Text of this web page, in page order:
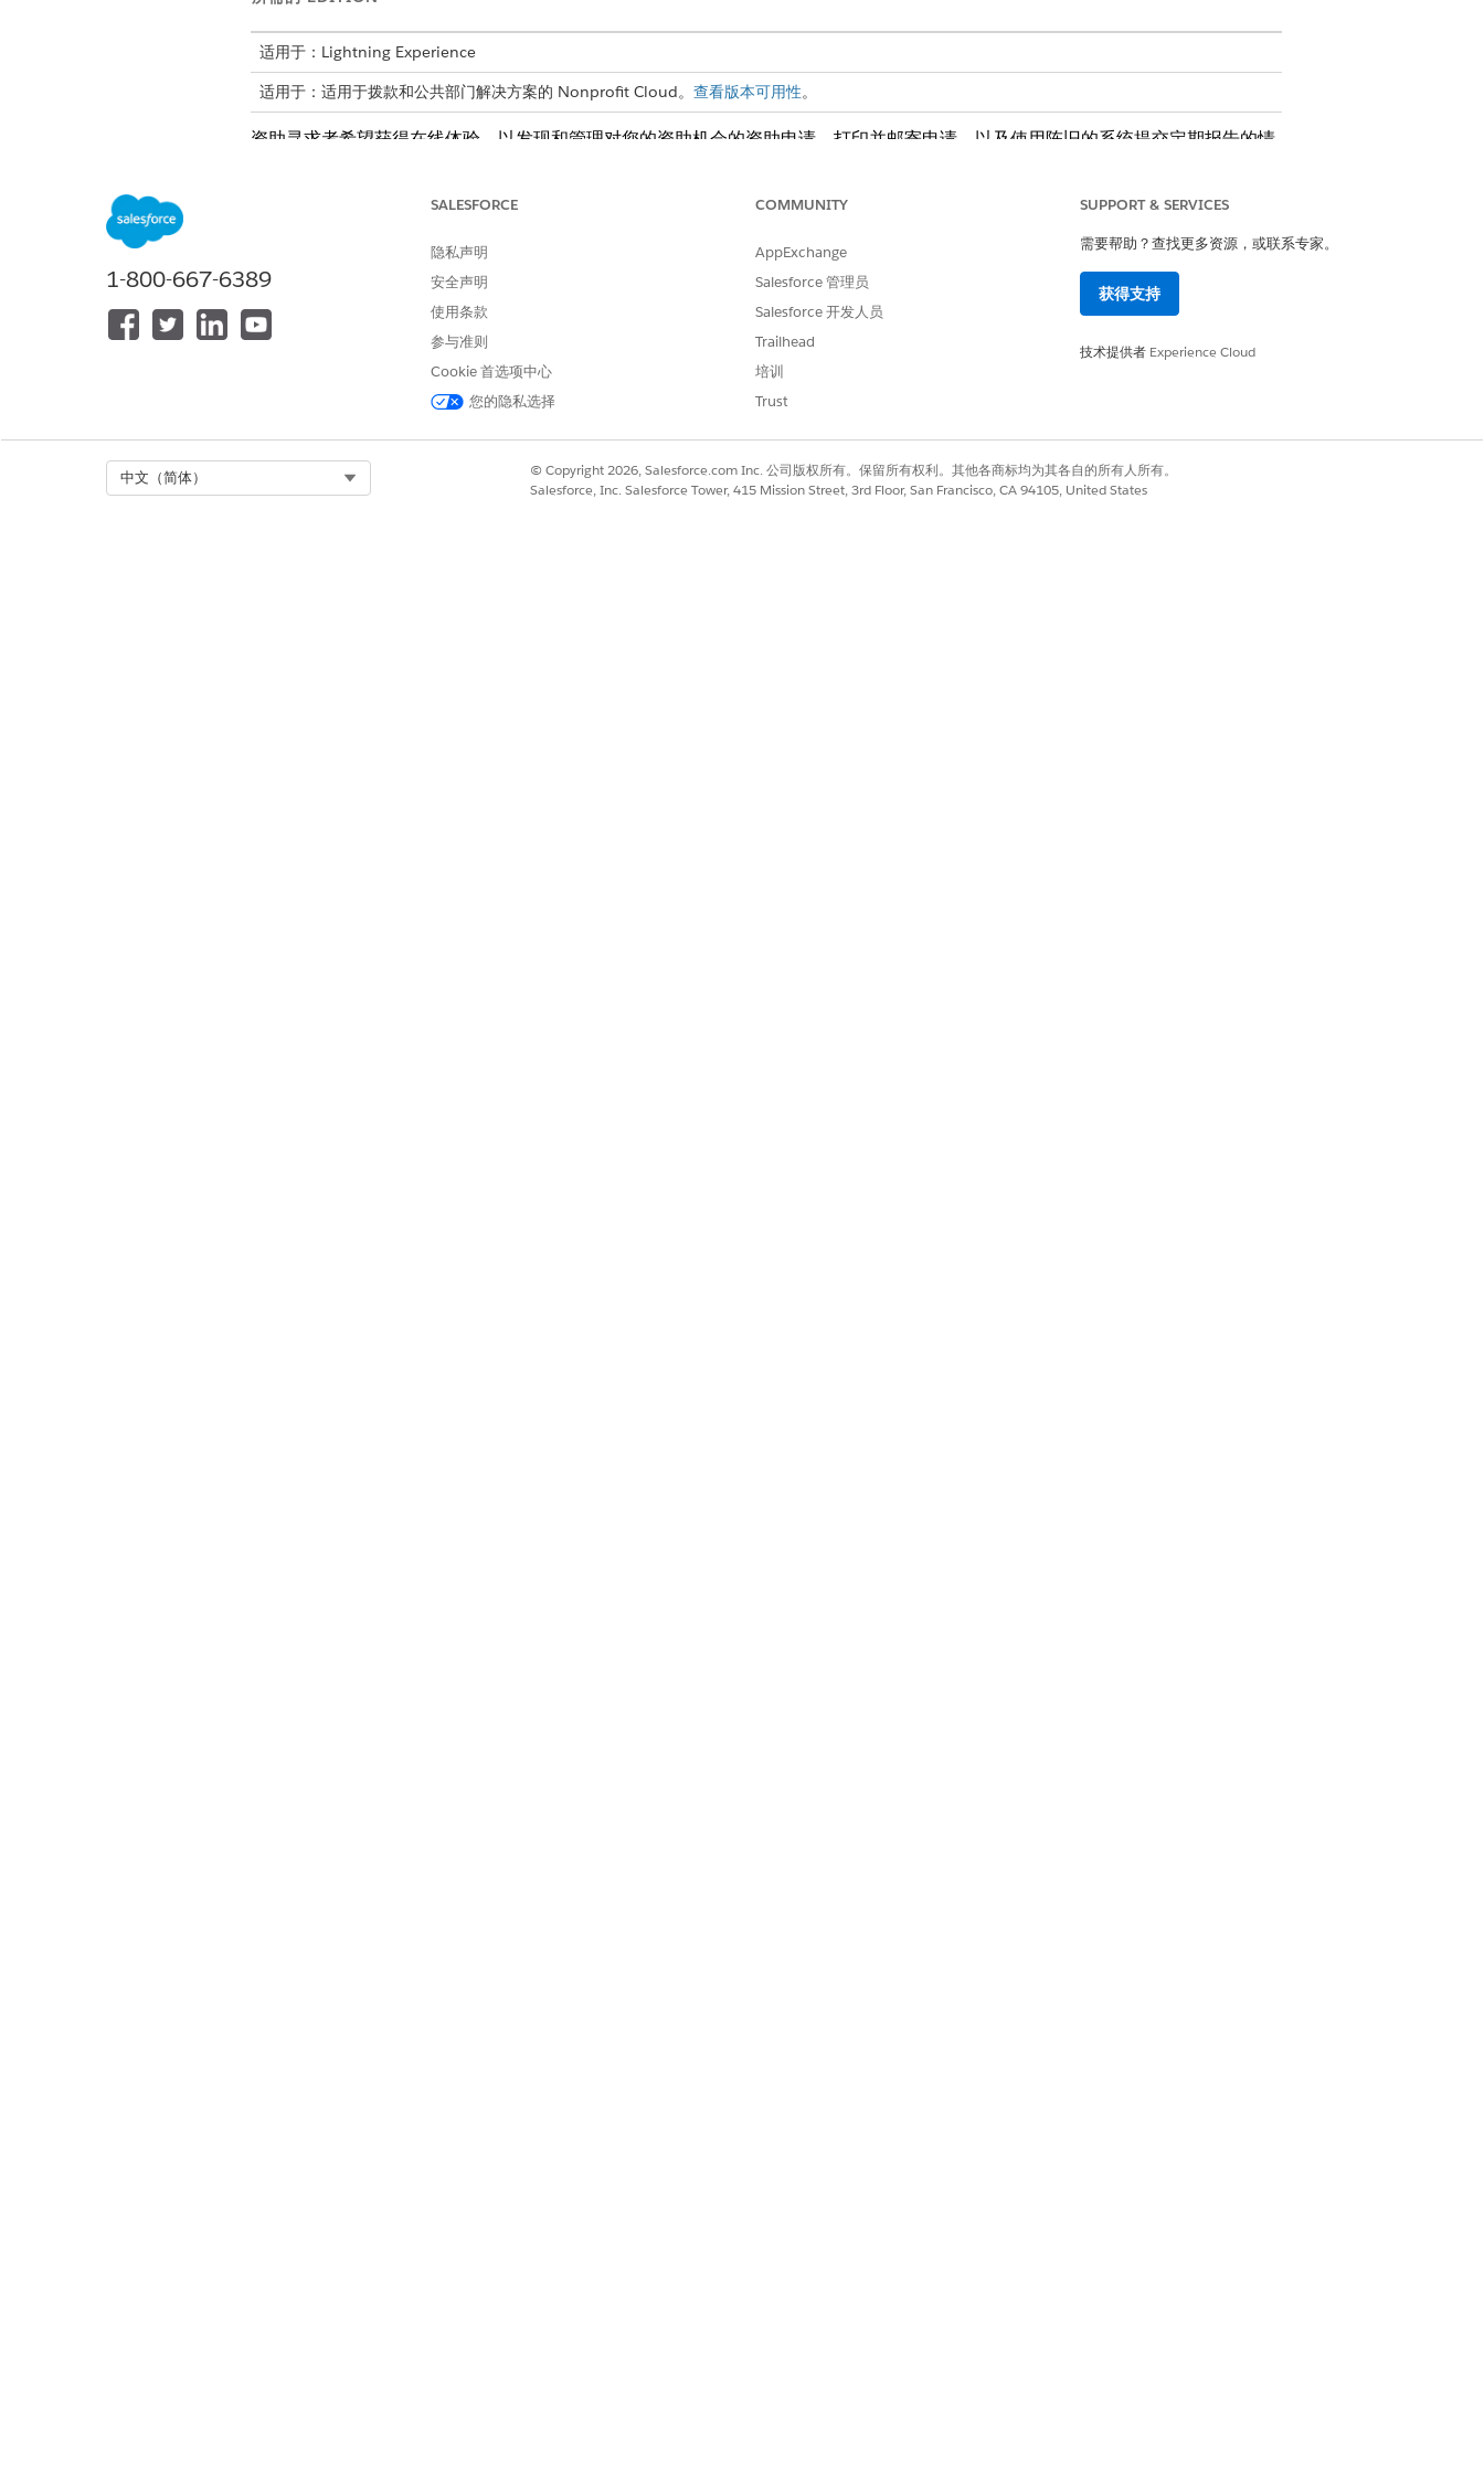
适用于：Lightning Experience
适用于：适用于拨款和公共部门解决方案的 Nonprofit Cloud。 查看版本可用性。
资助寻求者希望获得在线体验，以发现和管理对您的资助机会的资助申请。打印并邮寄申请，以及使用陈旧的系统提交定期报告的情
了解并申请资助机会。
上传支持文档和材料。
反馈资金使用情况以及目标和 KPI 的进展情况。
本文章是否解决您的问题？
请与我们共享您的想法，以便我们进行改进！
1-800-667-6389
SALESFORCE
隐私声明
安全声明
使用条款
参与准则
Cookie 首选项中心
您的隐私选择
COMMUNITY
AppExchange
Salesforce 管理员
Salesforce 开发人员
Trailhead
培训
Trust
SUPPORT & SERVICES
需要帮助？查找更多资源，或联系专家。
获得支持
技术提供者 Experience Cloud
中文（简体）
© Copyright 2026, Salesforce.com Inc. 公司版权所有。保留所有权利。其他各商标均为其各自的所有人所有。
Salesforce, Inc. Salesforce Tower, 415 Mission Street, 3rd Floor, San Francisco, CA 94105, United States